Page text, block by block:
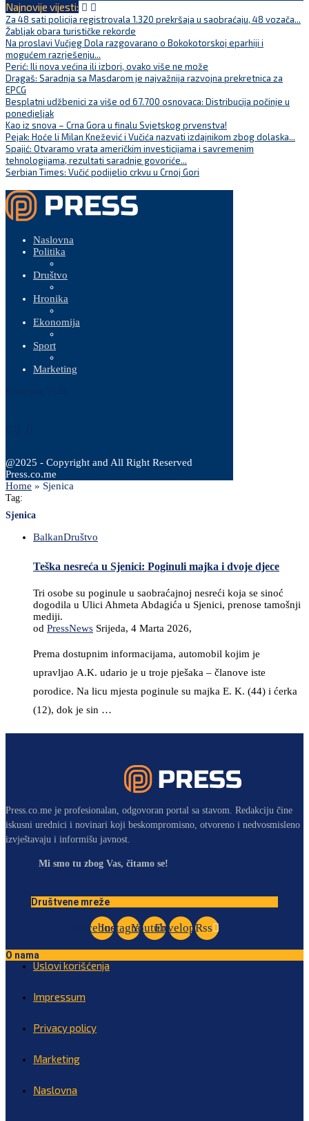
Najnovije vijesti:
Za 48 sati policija registrovala 1.320 prekršaja u saobraćaju, 48 vozača...
Žabljak obara turističke rekorde
Na proslavi Vučjeg Dola razgovarano o Bokokotorskoj eparhiji i
mogućem razrješenju...
Perić: Ili nova većina ili izbori, ovako više ne može
Dragaš: Saradnja sa Masdarom je najvažnija razvojna prekretnica za
EPCG
Besplatni udžbenici za više od 67.700 osnovaca: Distribucija počinje u
ponedjeljak
Kao iz snova – Crna Gora u finalu Svjetskog prvenstva!
Pejak: Hoće li Milan Knežević i Vučića nazvati izdajnikom zbog dolaska...
Spajić: Otvaramo vrata američkim investicijama i savremenim
tehnologijama, rezultati saradnje govoriće...
Serbian Times: Vučić podijelio crkvu u Crnoj Gori
Naslovna
Politika
Društvo
Hronika
Ekonomija
Sport
Marketing
@2025 - Copyright and All Right Reserved
Press.co.me
Home » Sjenica
Tag:
Sjenica
BalkanDruštvo
Teška nesreća u Sjenici: Poginuli majka i dvoje djece
Tri osobe su poginule u saobraćajnoj nesreći koja se sinoć
dogodila u Ulici Ahmeta Abdagića u Sjenici, prenose tamošnji
mediji.
od PressNews Srijeda, 4 Marta 2026,
Prema dostupnim informacijama, automobil kojim je
upravljao A.K. udario je u troje pješaka – članove iste
porodice. Na licu mjesta poginule su majka E. K. (44) i ćerka
(12), dok je sin …
Press.co.me je profesionalan, odgovoran portal sa stavom. Redakciju čine
iskusni urednici i novinari koji beskompromisno, otvoreno i nedvosmisleno
izvještavaju i informišu javnost.
Mi smo tu zbog Vas, čitamo se!
Društvene mreže
Facebook
InstagramYoutubeEnvelopeRss
O nama
Uslovi korišćenja
Impressum
Privacy policy
Marketing
Naslovna